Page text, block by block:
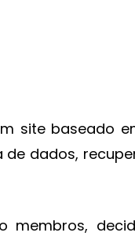
site baseado
dados,